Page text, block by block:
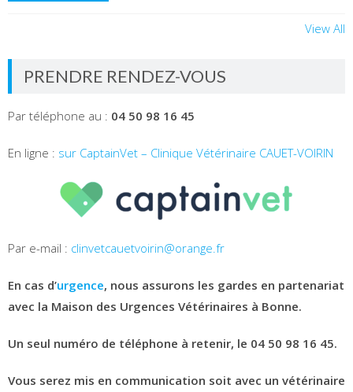
View All
PRENDRE RENDEZ-VOUS
Par téléphone au : 04 50 98 16 45
En ligne : sur CaptainVet – Clinique Vétérinaire CAUET-VOIRIN
Par e-mail : clinvetcauetvoirin@orange.fr
En cas d’urgence, nous assurons les gardes en partenariat
avec la Maison des Urgences Vétérinaires à Bonne.
Un seul numéro de téléphone à retenir, le 04 50 98 16 45.
Vous serez mis en communication soit avec un vétérinaire